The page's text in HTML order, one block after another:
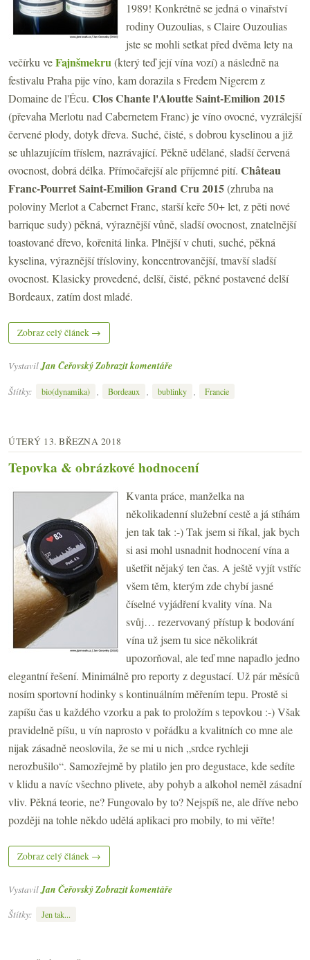
1989! Konkrétně se jedná o vinařství
rodiny Ouzoulias, s Claire Ouzoulias
jste se mohli setkat před dvěma lety na
večírku veFajnšmekru(který teď její vína vozí) a následně na
festivalu Praha pije víno, kam dorazila s Fredem Nigerem z
Domaine de l'Écu. Clos Chante l'Aloutte Saint-Emilion 2015
(převaha Merlotu nad Cabernetem Franc) je víno ovocné, vyzrálejší
červené plody, dotyk dřeva. Suché, čisté, s dobrou kyselinou a již
se uhlazujícím tříslem, nazrávající. Pěkně udělané, sladší červená
ovocnost, dobrá délka. Přímočařejší ale příjemné pití. Château
Franc-Pourret Saint-Emilion Grand Cru 2015(zhruba na
poloviny Merlot a Cabernet Franc, starší keře 50+ let, z pěti nové
barrique sudy) pěkná, výraznější vůně, sladší ovocnost, znatelnější
toastované dřevo, kořenitá linka. Plnější v chuti, suché, pěkná
kyselina, výraznější třísloviny, koncentrovanější, tmavší sladší
ovocnost. Klasicky provedené, delší, čisté, pěkné postavené delší
Bordeaux, zatím dost mladé.
Zobraz celý článek →
VystavilJan ČeřovskýZobrazit komentáře
Štítky:
bio(dynamika) Bordeaux bublinky Francie
ÚTERÝ 13. BŘEZNA 2018
Tepovka & obrázkové hodnocení
Kvanta práce, manželka na
několikadenní služební cestě a já stíhám
jen tak tak :-) Tak jsem si říkal, jak bych
si asi mohl usnadnit hodnocení vína a
ušetřit nějaký ten čas. A ještě vyjít vstříc
všem těm, kterým zde chybí jasné
číselné vyjádření kvality vína. Na
svůj… rezervovaný přístup k bodování
vína už jsem tu sice několikrát
upozorňoval, ale teď mne napadlo jedno
elegantní řešení. Minimálně pro reporty z degustací. Už pár měsíců
nosím sportovní hodinky s kontinuálním měřením tepu. Prostě si
zapíšu čas u každého vzorku a pak to proložím s tepovkou :-) Však
pravidelně píšu, u vín naprosto v pořádku a kvalitních co mne ale
nijak zásadně neoslovila, že se mi u nich „srdce rychleji
nerozbušilo“. Samozřejmě by platilo jen pro degustace, kde sedíte
v klidu a navíc všechno plivete, aby pohyb a alkohol neměl zásadní
vliv. Pěkná teorie, ne? Fungovalo by to? Nejspíš ne, ale dříve nebo
později na tohle někdo udělá aplikaci pro mobily, to mi věřte!
Zobraz celý článek →
Vystavil Jan ČeřovskýZobrazit komentáře
Štítky:
Jen tak...